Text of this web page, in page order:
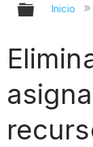
Inicio